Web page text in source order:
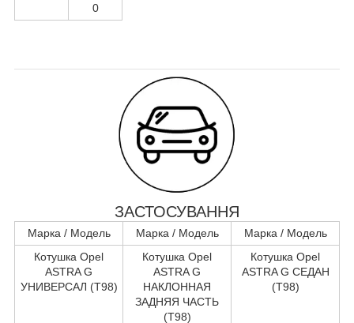
0
ЗАСТОСУВАННЯ
Марка / Модель Марка / Модель
Марка / Модель
Котушка Opel
ASTRA G
УНИВЕРСАЛ (T98)
Котушка Opel
ASTRA G
НАКЛОННАЯ
ЗАДНЯЯ ЧАСТЬ
(T98)
Котушка Opel
ASTRA G СЕДАН
(T98)